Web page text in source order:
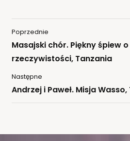
Poprzednie
Masajski chór. Piękny śpiew
rzeczywistości, Tanzania
Następne
Andrzej i Paweł. Misja